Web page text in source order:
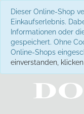
Dieser Online-Shop
Einkaufserlebnis.
Informationen oder
gespeichert. Ohne
Online-Shops
einverstanden,